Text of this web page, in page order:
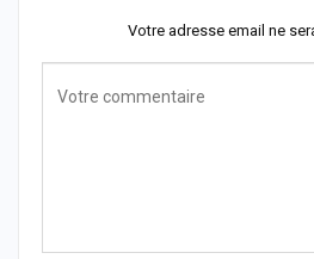
Votre adresse email ne